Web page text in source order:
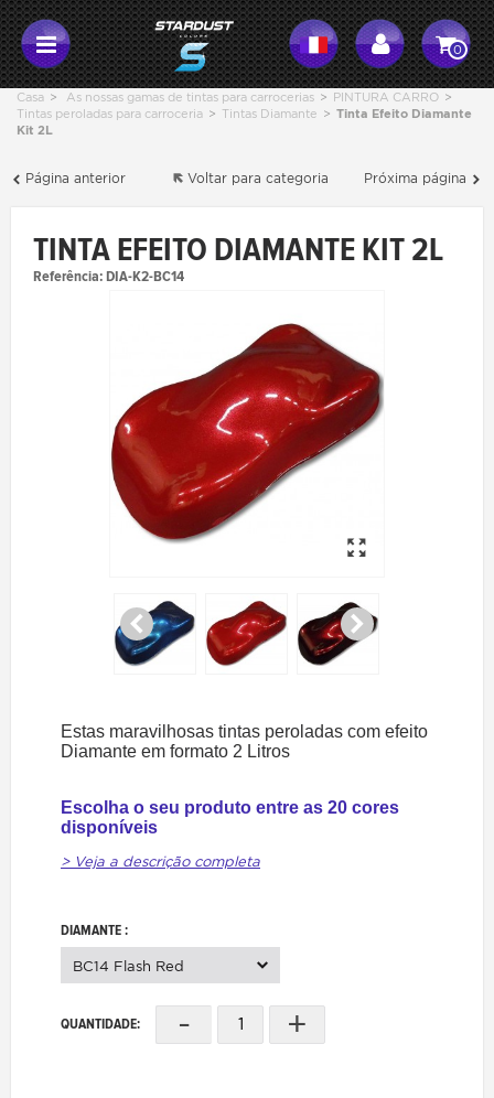
0
Casa > As nossas gamas de tintas para carrocerias > PINTURA CARRO >
Tintas peroladas para carroceria > Tintas Diamante > Tinta Efeito Diamante
Kit 2L
Página anterior Próxima página
Voltar para categoria
TINTA EFEITO DIAMANTE KIT 2L
Referência:DIA-K2-BC14
Estas maravilhosas tintas peroladas com efeito
Diamante em formato 2 Litros
Escolha o seu produto entre as 20 cores
disponíveis
> Veja a descrição completa
DIAMANTE :
BC14 Flash Red
QUANTIDADE: - +